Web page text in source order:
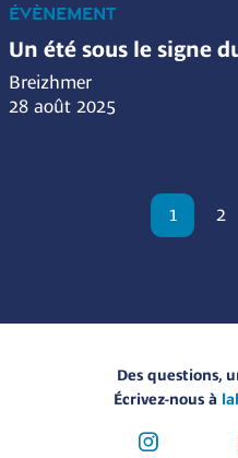
ÉVÈNEMENT
Un été sous le signe
Breizhmer
28 août 2025
1 2
Des questions,
Écrivez-nous à